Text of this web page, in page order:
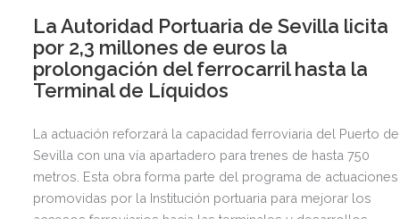
La Autoridad Portuaria de Sevilla licita
por 2,3 millones de euros la
prolongación del ferrocarril hasta la
Terminal de Líquidos
La actuación reforzará la capacidad ferroviaria del Puerto de
Sevilla con una vía apartadero para trenes de hasta 750
metros. Esta obra forma parte del programa de actuaciones
promovidas por la Institución portuaria para mejorar los